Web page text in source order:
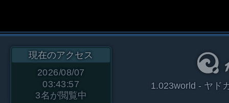
現在のアクセス
2026/08/07
03:43:57
3名が閲覧中
1.023world - ヤド